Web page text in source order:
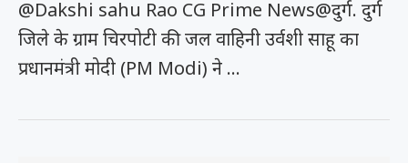
@Dakshi sahu Rao CG Prime News@दुर्ग. दुर्ग
जिले के ग्राम चिरपोटी की जल वाहिनी उर्वशी साहू का
प्रधानमंत्री मोदी (PM Modi) ने …